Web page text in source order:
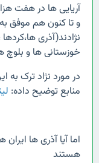
آریایی ها در هفت
و تا کنون هم موفق به
نژادند(آذری
خوزستانی ها و بلوچ
در مورد نژاد ترک به
منابع توضیح داده:
اما آیا آذری ها
هستند